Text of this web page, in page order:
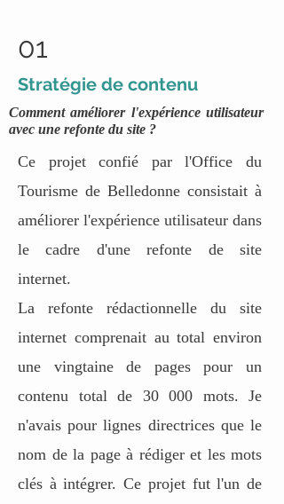
01
Stratégie de contenu
Comment améliorer l'expérience utilisateur
avec une refonte du site ?
Ce projet confié par l'Office du
Tourisme de Belledonne consistait à
améliorer l'expérience utilisateur dans
le cadre d'une refonte de site
internet.
La refonte rédactionnelle du site
internet comprenait au total environ
une vingtaine de pages pour un
contenu total de 30 000 mots. Je
n'avais pour lignes directrices que le
nom de la page à rédiger et les mots
clés à intégrer. Ce projet fut l'un de